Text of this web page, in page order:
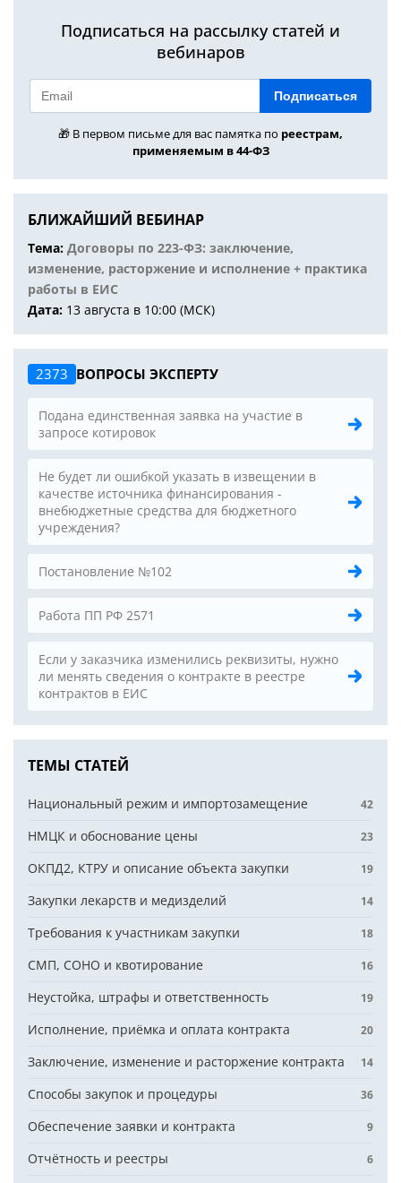
Подписаться на рассылку статей и
вебинаров
Подписаться
🎁 В первом письме для вас памятка по реестрам,
применяемым в 44-ФЗ
БЛИЖАЙШИЙ ВЕБИНАР
Тема: Договоры по 223-ФЗ: заключение,
изменение, расторжение и исполнение + практика
работы в ЕИС
Дата: 13 августа в 10:00 (МСК)
2373 ВОПРОСЫ ЭКСПЕРТУ
Подана единственная заявка на участие в
запросе котировок
Не будет ли ошибкой указать в извещении в
качестве источника финансирования -
внебюджетные средства для бюджетного
учреждения?
Постановление №102
Работа ПП РФ 2571
Если у заказчика изменились реквизиты, нужно
ли менять сведения о контракте в реестре
контрактов в ЕИС
ТЕМЫ СТАТЕЙ
Национальный режим и импортозамещение 42
НМЦК и обоснование цены 23
ОКПД2, КТРУ и описание объекта закупки 19
Закупки лекарств и медизделий 14
Требования к участникам закупки 18
СМП, СОНО и квотирование 16
Неустойка, штрафы и ответственность 19
Исполнение, приёмка и оплата контракта 20
Заключение, изменение и расторжение контракта 14
Способы закупок и процедуры 36
Обеспечение заявки и контракта 9
Отчётность и реестры 6